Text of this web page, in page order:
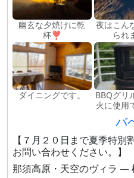
幽玄な夕焼けに乾
杯❣
夜はこん
られ
ダイニングです。
BBQグリ
火に使用
バ
【７月２０日まで夏季特別
お問い合わせください。】
那須高原・天空のヴィラ —